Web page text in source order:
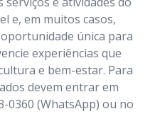
e, em muitos casos,
única para
experiências que
e bem-estar. Para
devem entrar em
0360 (WhatsApp) ou no